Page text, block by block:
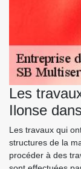
Les
Ilonse
Les travaux qui
structures de la
procéder à des